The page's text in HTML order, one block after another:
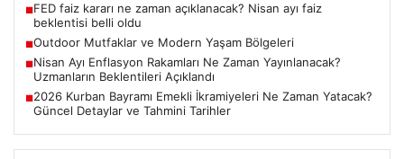
■FED faiz kararı ne zaman açıklanacak? Nisan ayı faiz
beklentisi belli oldu
■Outdoor Mutfaklar ve Modern Yaşam Bölgeleri
■Nisan Ayı Enflasyon Rakamları Ne Zaman Yayınlanacak?
Uzmanların Beklentileri Açıklandı
■2026 Kurban Bayramı Emekli İkramiyeleri Ne Zaman Yatacak?
Güncel Detaylar ve Tahmini Tarihler